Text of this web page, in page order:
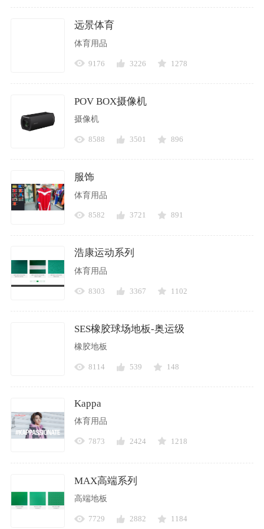
远景体育
体育用品
9176 3226 1278
POV BOX摄像机
摄像机
8588 3501 896
服饰
体育用品
8582 3721 891
浩康运动系列
体育用品
8303 3367 1102
SES橡胶球场地板-奥运级
橡胶地板
8114 539 148
Kappa
体育用品
7873 2424 1218
MAX高端系列
高端地板
7729 2882 1184